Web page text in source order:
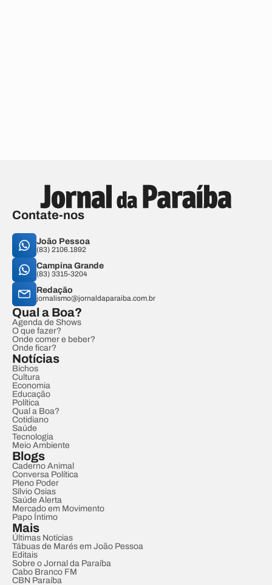
Contate-nos
João Pessoa
(83) 2106.1892
Campina Grande
(83) 3315-3204
Redação
jornalismo@jornaldaparaiba.com.br
Qual a Boa?
Agenda de Shows
O que fazer?
Onde comer e beber?
Onde ficar?
Notícias
Bichos
Cultura
Economia
Educação
Política
Qual a Boa?
Cotidiano
Saúde
Tecnologia
Meio Ambiente
Blogs
Caderno Animal
Conversa Política
Pleno Poder
Sílvio Osias
Saúde Alerta
Mercado em Movimento
Papo Íntimo
Mais
Últimas Notícias
Tábuas de Marés em João Pessoa
Editais
Sobre o Jornal da Paraíba
Cabo Branco FM
CBN Paraíba